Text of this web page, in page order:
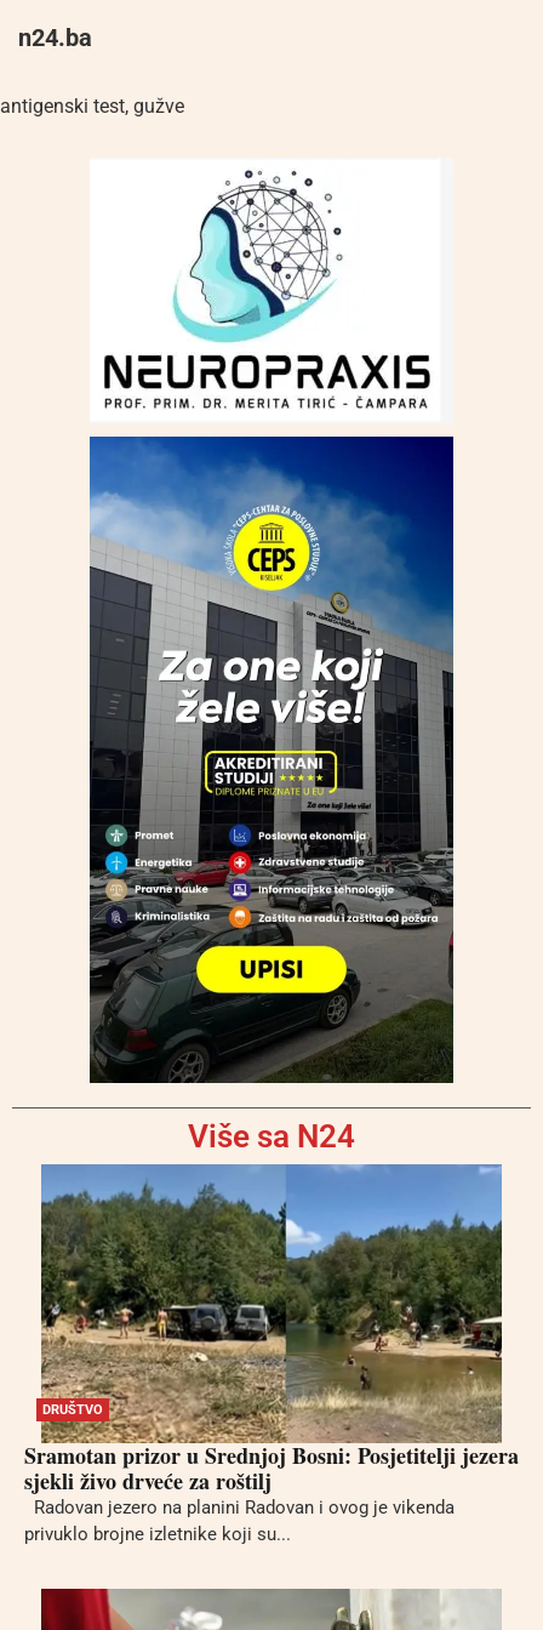
n24.ba
antigenski test, gužve
Više sa N24
DRUŠTVO
Sramotan prizor u Srednjoj Bosni: Posjetitelji jezera
sjekli živo drveće za roštilj
Radovan jezero na planini Radovan i ovog je vikenda
privuklo brojne izletnike koji su...